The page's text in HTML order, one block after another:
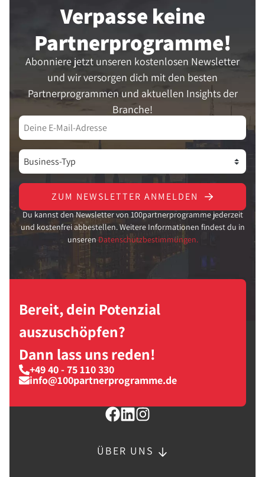
Verpasse keine
Partner­programme!
Abonniere jetzt unseren kostenlosen Newsletter
und wir versorgen dich mit den besten
Partnerprogrammen und aktuellen Insights der
Branche!
ZUM NEWSLETTER ANMELDEN
Du kannst den Newsletter von 100partnerprogramme jederzeit
und kostenfrei abbestellen. Weitere Informationen findest du in
unseren Datenschutzbestimmungen.
Bereit, dein Potenzial
auszuschöpfen?
Dann lass uns reden!
+49 40 - 75 110 330
info@100partnerprogramme.de
ÜBER UNS